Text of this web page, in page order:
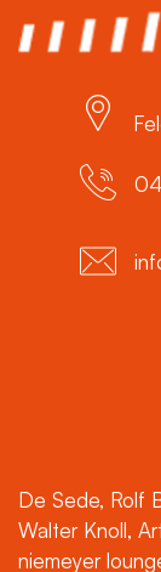
De Sede, Rolf
Walter Knoll,
niemeyer